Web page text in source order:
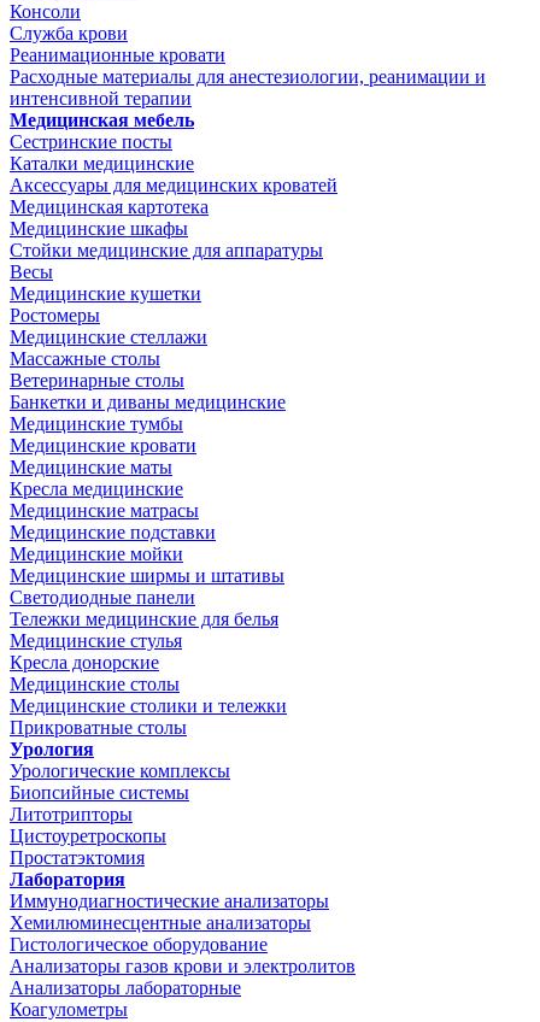
Консоли
Служба крови
Реанимационные кровати
Расходные материалы для анестезиологии, реанимации и
интенсивной терапии
Медицинская мебель
Сестринские посты
Каталки медицинские
Аксессуары для медицинских кроватей
Медицинская картотека
Медицинские шкафы
Стойки медицинские для аппаратуры
Весы
Медицинские кушетки
Ростомеры
Медицинские стеллажи
Массажные столы
Ветеринарные столы
Банкетки и диваны медицинские
Медицинские тумбы
Медицинские кровати
Медицинские маты
Кресла медицинские
Медицинские матрасы
Медицинские подставки
Медицинские мойки
Медицинские ширмы и штативы
Светодиодные панели
Тележки медицинские для белья
Медицинские стулья
Кресла донорские
Медицинские столы
Медицинские столики и тележки
Прикроватные столы
Урология
Урологические комплексы
Биопсийные системы
Литотрипторы
Цистоуретроскопы
Простатэктомия
Лаборатория
Иммунодиагностические анализаторы
Хемилюминесцентные анализаторы
Гистологическое оборудование
Анализаторы газов крови и электролитов
Анализаторы лабораторные
Коагулометры